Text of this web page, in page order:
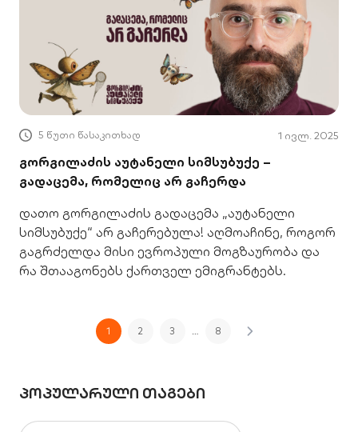
5 წუთი წასაკითხად 1 ივლ. 2025
გორგილაძის აუტანელი სიმსუბუქე –
გადაცემა, რომელიც არ გაჩერდა
დათო გორგილაძის გადაცემა „აუტანელი
სიმსუბუქე“ არ გაჩერებულა! აღმოაჩინე, როგორ
გაგრძელდა მისი ევროპული მოგზაურობა და
რა შთააგონებს ქართველ ემიგრანტებს.
1 2 3 8
ᲞᲝᲞᲣᲚᲐᲠᲣᲚᲘ ᲗᲐᲒᲔᲑᲘ